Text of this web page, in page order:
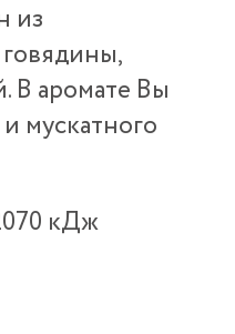
из
В аромате Вы
мускатного
кДж